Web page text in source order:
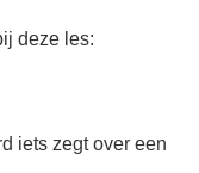
deze les:
iets zegt over een